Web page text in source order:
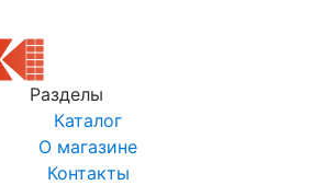
Разделы
Каталог
О магазине
Контакты